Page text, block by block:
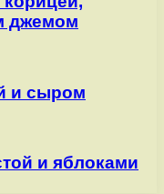
джемом
и сыром
и яблоками